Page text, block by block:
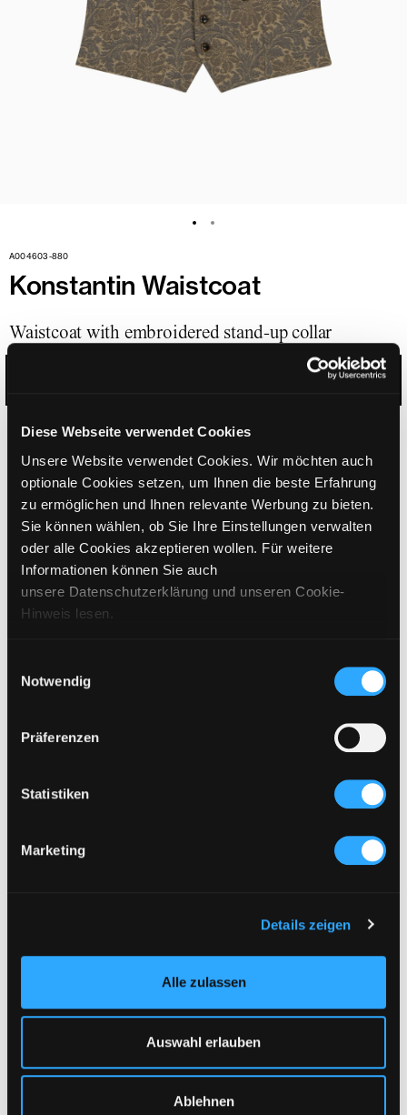
Diese Webseite verwendet Cookies
Unsere Website verwendet Cookies. Wir möchten auch
optionale Cookies setzen, um Ihnen die beste Erfahrung
zu ermöglichen und Ihnen relevante Werbung zu bieten.
Sie können wählen, ob Sie Ihre Einstellungen verwalten
oder alle Cookies akzeptieren wollen. Für weitere
Informationen können Sie auch
unsere Datenschutzerklärung und unseren Cookie-
Hinweis lesen.
Notwendig
Präferenzen
Statistiken
Marketing
Details zeigen
Alle zulassen
Auswahl erlauben
Ablehnen
A004603-880
Konstantin Waistcoat
Waistcoat with embroidered stand-up collar
CHOOSE SIZE
319 incl. VAT / excl. shipping
UNFORTUNATELY SOLD OUT
ADD TO CART
SIZING
CARE INSTRUCTIONS